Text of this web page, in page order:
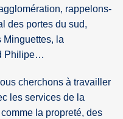
rappelons-
des portes du sud,
Minguettes, la
Philipe…
cherchons à travailler
les services de la
la propreté, des